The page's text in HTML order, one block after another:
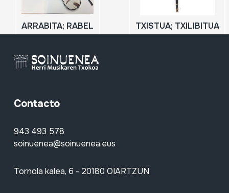
ARRABITA; RABEL TXISTUA; TXILIBITUA
Contacto
943 493 578
soinuenea@soinuenea.eus
Tornola kalea, 6 - 20180 OIARTZUN